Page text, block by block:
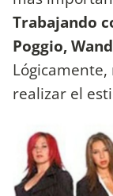
Trabajando
Poggio,
realizar el